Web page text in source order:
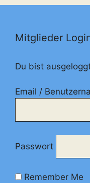
Mitglieder
Du bist
Email /
Passwort
Remember Me